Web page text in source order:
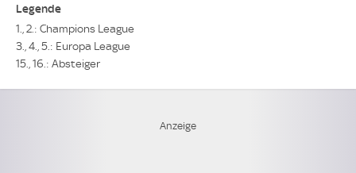
Legende
1., 2.: Champions League
3., 4., 5.: Europa League
15., 16.: Absteiger